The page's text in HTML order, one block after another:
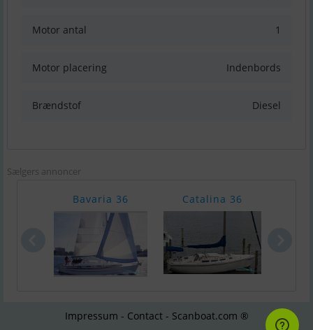
Motor antal 1
Motor placering Indenbords
Brændstof Diesel
Sælgers annoncer
Bavaria 36 Catalina 36
Impressum - Contact - Scanboat.com ®